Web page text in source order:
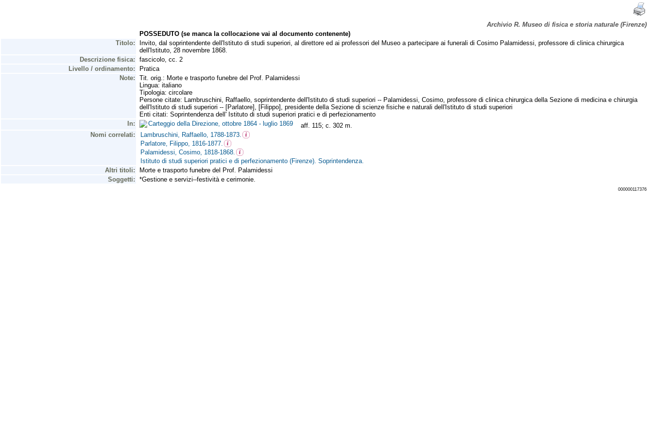
Archivio R. Museo di fisica e storia naturale (Firenze)
POSSEDUTO (se manca la collocazione vai al documento contenente)
Titolo:
Invito, dal soprintendente dell'Istituto di studi superiori, al direttore ed ai professori del Museo a partecipare ai funerali di Cosimo Palamidessi, professore di clinica chirurgica
dell'Istituto, 28 novembre 1868.
Descrizione fisica:
fascicolo, cc. 2
Livello / ordinamento:
Pratica
Note:
Tit. orig.: Morte e trasporto funebre del Prof. Palamidessi
Lingua: italiano
Tipologia: circolare
Persone citate: Lambruschini, Raffaello, soprintendente dell'Istituto di studi superiori -- Palamidessi, Cosimo, professore di clinica chirurgica della Sezione di medicina e chirurgia
dell'Istituto di studi superiori -- [Parlatore], [Filippo], presidente della Sezione di scienze fisiche e naturali dell'Istituto di studi superiori
Enti citati: Soprintendenza dell' Istituto di studi superiori pratici e di perfezionamento
In:
Carteggio della Direzione, ottobre 1864 - luglio 1869
aff. 115; c. 302 m.
Nomi correlati:
Lambruschini, Raffaello, 1788-1873.
Parlatore, Filippo, 1816-1877.
Palamidessi, Cosimo, 1818-1868.
Istituto di studi superiori pratici e di perfezionamento (Firenze). Soprintendenza.
Altri titoli:
Morte e trasporto funebre del Prof. Palamidessi
Soggetti:
*Gestione e servizi--festività e cerimonie.
000000117376